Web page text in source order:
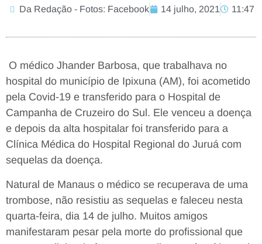
Da Redação - Fotos: Facebook 14 julho, 2021 11:47
O médico Jhander Barbosa, que trabalhava no
hospital do município de Ipixuna (AM), foi acometido
pela Covid-19 e transferido para o Hospital de
Campanha de Cruzeiro do Sul. Ele venceu a doença
e depois da alta hospitalar foi transferido para a
Clínica Médica do Hospital Regional do Juruá com
sequelas da doença.
Natural de Manaus o médico se recuperava de uma
trombose, não resistiu as sequelas e faleceu nesta
quarta-feira, dia 14 de julho. Muitos amigos
manifestaram pesar pela morte do profissional que